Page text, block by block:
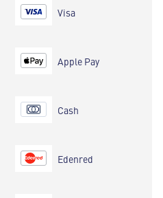
Visa
Apple Pay
Cash
Edenred